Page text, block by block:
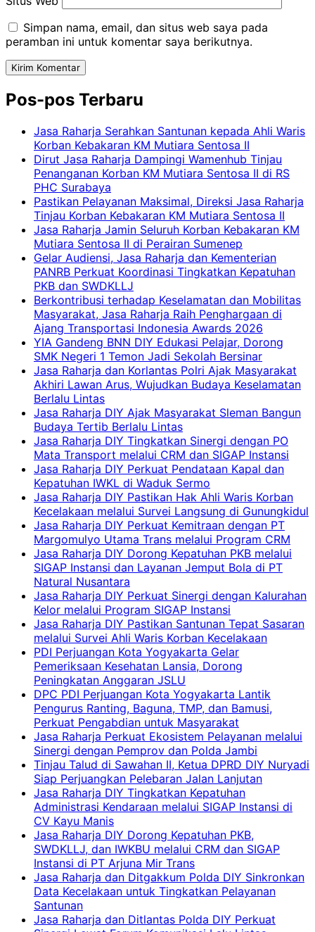
Simpan nama, email, dan situs web saya pada
peramban ini untuk komentar saya berikutnya.
Pos-pos Terbaru
Jasa Raharja Serahkan Santunan kepada Ahli Waris
Korban Kebakaran KM Mutiara Sentosa II
Dirut Jasa Raharja Dampingi Wamenhub Tinjau
Penanganan Korban KM Mutiara Sentosa II di RS
PHC Surabaya
Pastikan Pelayanan Maksimal, Direksi Jasa Raharja
Tinjau Korban Kebakaran KM Mutiara Sentosa II
Jasa Raharja Jamin Seluruh Korban Kebakaran KM
Mutiara Sentosa II di Perairan Sumenep
Gelar Audiensi, Jasa Raharja dan Kementerian
PANRB Perkuat Koordinasi Tingkatkan Kepatuhan
PKB dan SWDKLLJ
Berkontribusi terhadap Keselamatan dan Mobilitas
Masyarakat, Jasa Raharja Raih Penghargaan di
Ajang Transportasi Indonesia Awards 2026
YIA Gandeng BNN DIY Edukasi Pelajar, Dorong
SMK Negeri 1 Temon Jadi Sekolah Bersinar
Jasa Raharja dan Korlantas Polri Ajak Masyarakat
Akhiri Lawan Arus, Wujudkan Budaya Keselamatan
Berlalu Lintas
Jasa Raharja DIY Ajak Masyarakat Sleman Bangun
Budaya Tertib Berlalu Lintas
Jasa Raharja DIY Tingkatkan Sinergi dengan PO
Mata Transport melalui CRM dan SIGAP Instansi
Jasa Raharja DIY Perkuat Pendataan Kapal dan
Kepatuhan IWKL di Waduk Sermo
Jasa Raharja DIY Pastikan Hak Ahli Waris Korban
Kecelakaan melalui Survei Langsung di Gunungkidul
Jasa Raharja DIY Perkuat Kemitraan dengan PT
Margomulyo Utama Trans melalui Program CRM
Jasa Raharja DIY Dorong Kepatuhan PKB melalui
SIGAP Instansi dan Layanan Jemput Bola di PT
Natural Nusantara
Jasa Raharja DIY Perkuat Sinergi dengan Kalurahan
Kelor melalui Program SIGAP Instansi
Jasa Raharja DIY Pastikan Santunan Tepat Sasaran
melalui Survei Ahli Waris Korban Kecelakaan
PDI Perjuangan Kota Yogyakarta Gelar
Pemeriksaan Kesehatan Lansia, Dorong
Peningkatan Anggaran JSLU
DPC PDI Perjuangan Kota Yogyakarta Lantik
Pengurus Ranting, Baguna, TMP, dan Bamusi,
Perkuat Pengabdian untuk Masyarakat
Jasa Raharja Perkuat Ekosistem Pelayanan melalui
Sinergi dengan Pemprov dan Polda Jambi
Tinjau Talud di Sawahan II, Ketua DPRD DIY Nuryadi
Siap Perjuangkan Pelebaran Jalan Lanjutan
Jasa Raharja DIY Tingkatkan Kepatuhan
Administrasi Kendaraan melalui SIGAP Instansi di
CV Kayu Manis
Jasa Raharja DIY Dorong Kepatuhan PKB,
SWDKLLJ, dan IWKBU melalui CRM dan SIGAP
Instansi di PT Arjuna Mir Trans
Jasa Raharja dan Ditgakkum Polda DIY Sinkronkan
Data Kecelakaan untuk Tingkatkan Pelayanan
Santunan
Jasa Raharja dan Ditlantas Polda DIY Perkuat